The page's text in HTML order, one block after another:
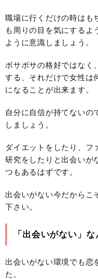
職場に行くだけの時はも
も周りの目を気にするよ
ように意識しましょう。
ボサボサの格好ではなく
する、それだけで女性は
になることが出来ます。
自分に自信が持てないの
しましょう。
ダイエットをしたり、フ
研究をしたりと出会いが
つもあるはずです。
出会いがない今だからこ
下さい。
「出会いがない」
出会いがない環境でも恋
た。